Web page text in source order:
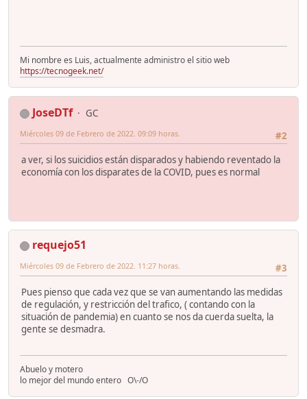
Mi nombre es Luis, actualmente administro el sitio web
https://tecnogeek.net/
JoseDTf
GC
#2
Miércoles 09 de Febrero de 2022. 09:09 horas.
a ver, si los suicidios están disparados y habiendo reventado la
economía con los disparates de la COVID, pues es normal
requejo51
#3
Miércoles 09 de Febrero de 2022. 11:27 horas.
Pues pienso que cada vez que se van aumentando las medidas
de regulación, y restricción del trafico, ( contando con la
situación de pandemia) en cuanto se nos da cuerda suelta, la
gente se desmadra.
Abuelo y motero
lo mejor del mundo entero O\-/O